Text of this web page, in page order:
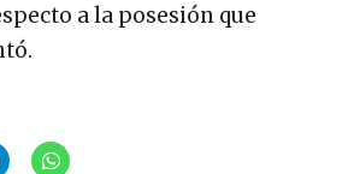
a la posesión que